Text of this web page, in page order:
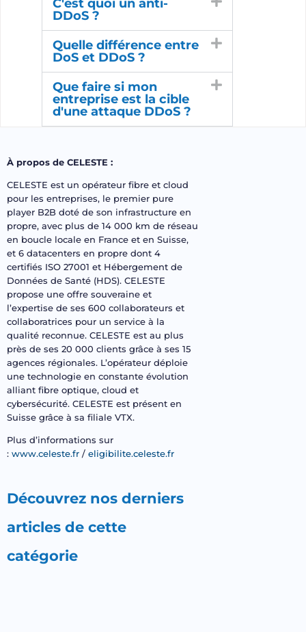
C'est quoi un anti-
DDoS ?
Quelle différence entre
DoS et DDoS ?
Que faire si mon
entreprise est la cible
d'une attaque DDoS ?
À propos de CELESTE :
CELESTE est un opérateur fibre et cloud
pour les entreprises, le premier pure
player B2B doté de son infrastructure en
propre, avec plus de 14 000 km de réseau
en boucle locale en France et en Suisse,
et 6 datacenters en propre dont 4
certifiés ISO 27001 et Hébergement de
Données de Santé (HDS). CELESTE
propose une offre souveraine et
l’expertise de ses 600 collaborateurs et
collaboratrices pour un service à la
qualité reconnue. CELESTE est au plus
près de ses 20 000 clients grâce à ses 15
agences régionales. L’opérateur déploie
une technologie en constante évolution
alliant fibre optique, cloud et
cybersécurité. CELESTE est présent en
Suisse grâce à sa filiale VTX.
Plus d’informations sur
: www.celeste.fr / eligibilite.celeste.fr
Découvrez nos derniers
articles de cette
catégorie